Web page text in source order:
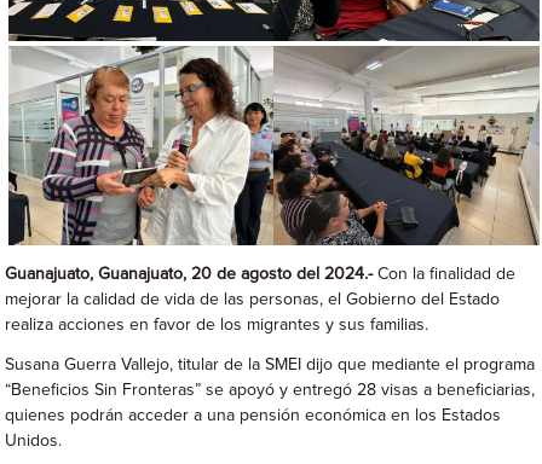
Guanajuato, Guanajuato, 20 de agosto del 2024.-Con la finalidad de
mejorar la calidad de vida de las personas, el Gobierno del Estado
realiza acciones en favor de los migrantes y sus familias.
Susana Guerra Vallejo, titular de la SMEI dijo que mediante el programa
“Beneficios Sin Fronteras” se apoyó y entregó 28 visas a beneficiarias,
quienes podrán acceder a una pensión económica en los Estados
Unidos.